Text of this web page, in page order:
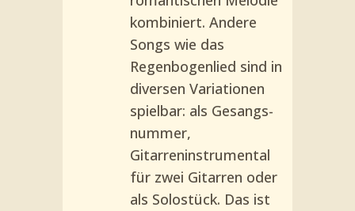
kom­biniert. Andere
Songs wie das
Regenbogenlied sind in
diversen Variationen
spielbar: als Gesangs­
nummer,
Gitarreninstrumental
für zwei Gitarren oder
als Solostück. Das ist